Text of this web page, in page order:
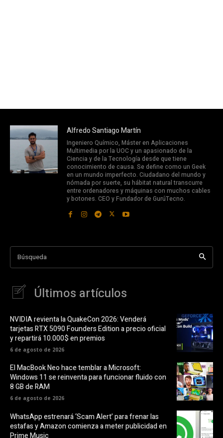
Alfredo Santiago Martín
Ingeniero Químico, Máster en Aplicaciones
Multimedia por la UOC y un apasionado de la
Ciencia y de la Tecnología desde que tiene
conocimiento de causa. Se define como un Geek
en un mundo imperfecto. Ciudadano del mundo y
nómada por suerte, su hábitat natural transcurre
entre ordenadores y máquinas con muchos cables
y botones. CEO y Fundador de GurúTecno.
Búsqueda
Últimos artículos
NVIDIA revienta la QuakeCon 2026: Venderá
tarjetas RTX 5090 Founders Edition a precio oficial
y repartirá 10.000$ en premios
6 de agosto de 2026
El MacBook Neo hace temblar a Microsoft:
Windows 11 se reinventa para funcionar fluido con
8 GB de RAM
6 de agosto de 2026
WhatsApp estrenará ‘Scam Alert’ para frenar las
estafas y Amazon comienza a meter publicidad en
Prime Music